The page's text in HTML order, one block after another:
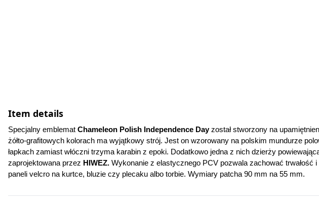
Item details
Specjalny emblemat Chameleon Polish Independence Day został stworzony na
żółto-grafitowych kolorach ma wyjątkowy strój. Jest on wzorowany na polskim mundurze
łapkach zamiast włóczni trzyma karabin z epoki. Dodatkowo jedna z nich dzierży
zaprojektowana przez HIWEZ. Wykonanie z elastycznego PCV pozwala zachować
paneli velcro na kurtce, bluzie czy plecaku albo torbie. Wymiary patcha 90 mm na 55 mm.